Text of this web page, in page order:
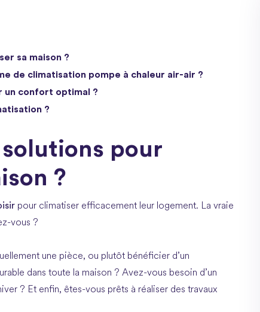
sa maison ?
de climatisation pompe à chaleur air-air ?
un confort optimal ?
?
pour
?
pour climatiser efficacement leur logement. La vraie
vous ?
une pièce, ou plutôt bénéficier d’un
dans toute la maison ? Avez-vous besoin d’un
? Et enfin, êtes-vous prêts à réaliser des travaux